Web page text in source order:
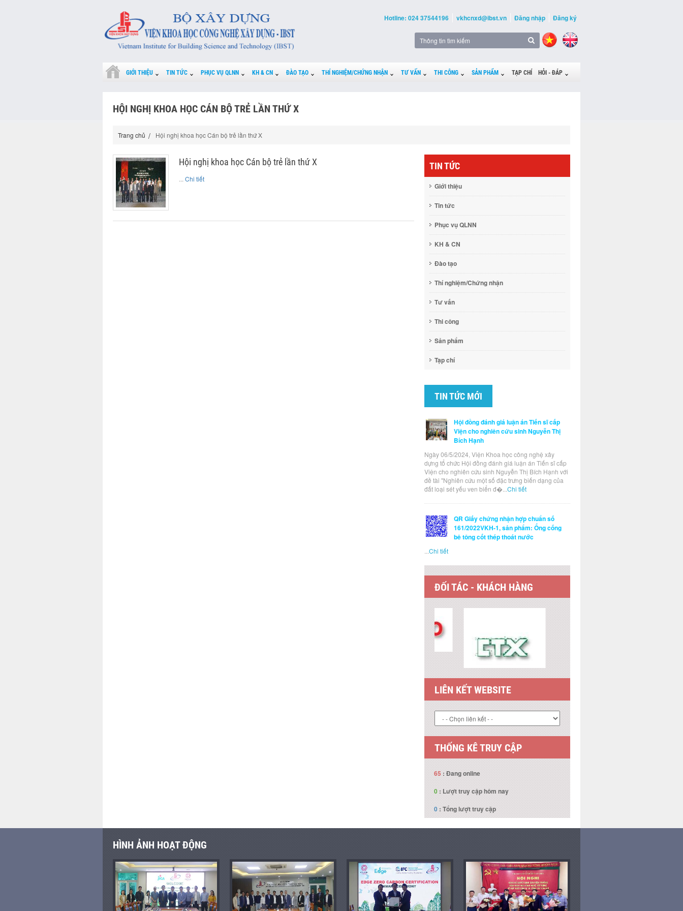
Hotline: 024 37544196 vkhcnxd@ibst.vn Đăng nhập Đăng ký
GIỚI THIỆU TIN TỨC PHỤC VỤ QLNN KH & CN ĐÀO TẠO THÍ NGHIỆM/CHỨNG NHẬN TƯ VẤN THI CÔNG SẢN PHẨM TẠP CHÍ HỎI - ĐÁP
HỘI NGHỊ KHOA HỌC CÁN BỘ TRẺ LẦN THỨ X
Trang chủ Hội nghị khoa học Cán bộ trẻ lần thứ X
Hội nghị khoa học Cán bộ trẻ lần thứ X
... Chi tiết
TIN TỨC
Giới thiệu
Tin tức
Phục vụ QLNN
KH & CN
Đào tạo
Thí nghiệm/Chứng nhận
Tư vấn
Thi công
Sản phẩm
Tạp chí
TIN TỨC MỚI
Hội đồng đánh giá luận án Tiến sĩ cấp
Viện cho nghiên cứu sinh Nguyễn Thị
Bích Hạnh
Ngày 06/5/2024, Viện Khoa học công nghệ xây
dựng tổ chức Hội đồng đánh giá luận án Tiến sĩ cấp
Viện cho nghiên cứu sinh Nguyễn Thị Bích Hạnh với
đề tài "Nghiên cứu một số đặc trưng biến dạng của
đất loại sét yếu ven biển đ�...Chi tiết
QR Giấy chứng nhận hợp chuẩn số
161/2022VKH-1, sản phẩm: Ống cống
bê tông cốt thép thoát nước
...Chi tiết
ĐỐI TÁC - KHÁCH HÀNG
LIÊN KẾT WEBSITE
THỐNG KÊ TRUY CẬP
65 : Đang online
0 : Lượt truy cập hôm nay
HÌNH ẢNH HOẠT ĐỘNG